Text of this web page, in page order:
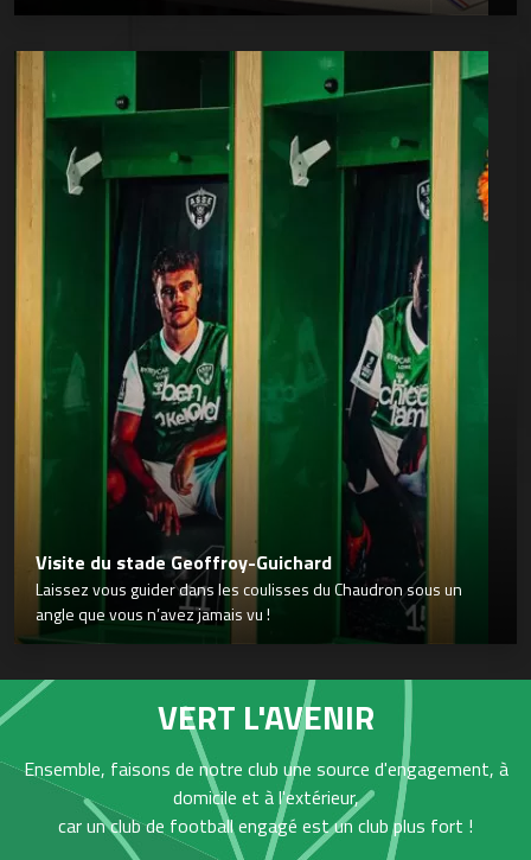
Visite du stade Geoffroy-Guichard
Laissez vous guider dans les coulisses du Chaudron sous un
angle que vous n’avez jamais vu !
VERT L'AVENIR
Ensemble, faisons de notre club une source d'engagement, à
domicile et à l'extérieur,
car un club de football engagé est un club plus fort !